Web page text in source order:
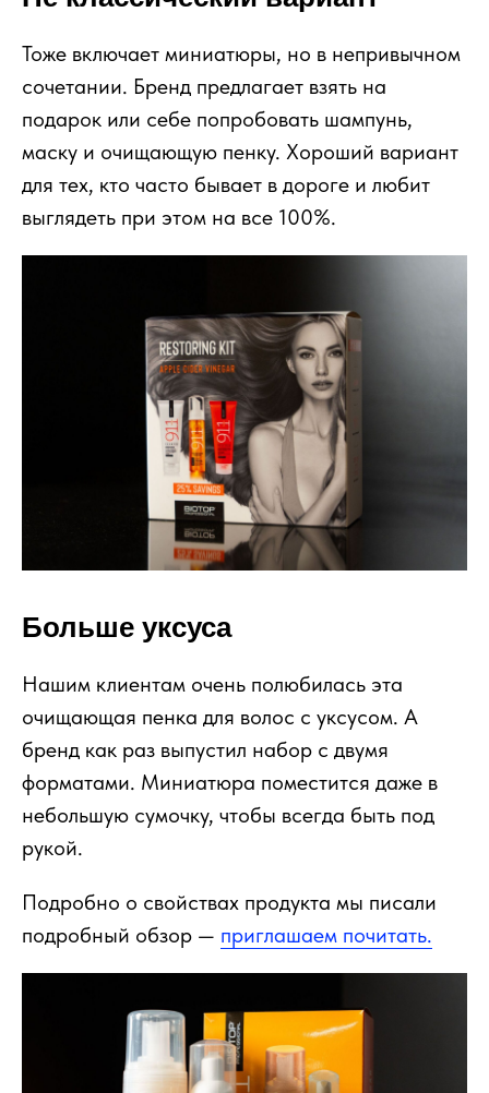
Тоже включает миниатюры, но в непривычном
сочетании. Бренд предлагает взять на
подарок или себе попробовать шампунь,
маску и очищающую пенку. Хороший вариант
для тех, кто часто бывает в дороге и любит
выглядеть при этом на все 100%.
Больше уксуса
Нашим клиентам очень полюбилась эта
очищающая пенка для волос с уксусом. А
бренд как раз выпустил набор с двумя
форматами. Миниатюра поместится даже в
небольшую сумочку, чтобы всегда быть под
рукой.
Подробно о свойствах продукта мы писали
подробный обзор — приглашаем почитать.